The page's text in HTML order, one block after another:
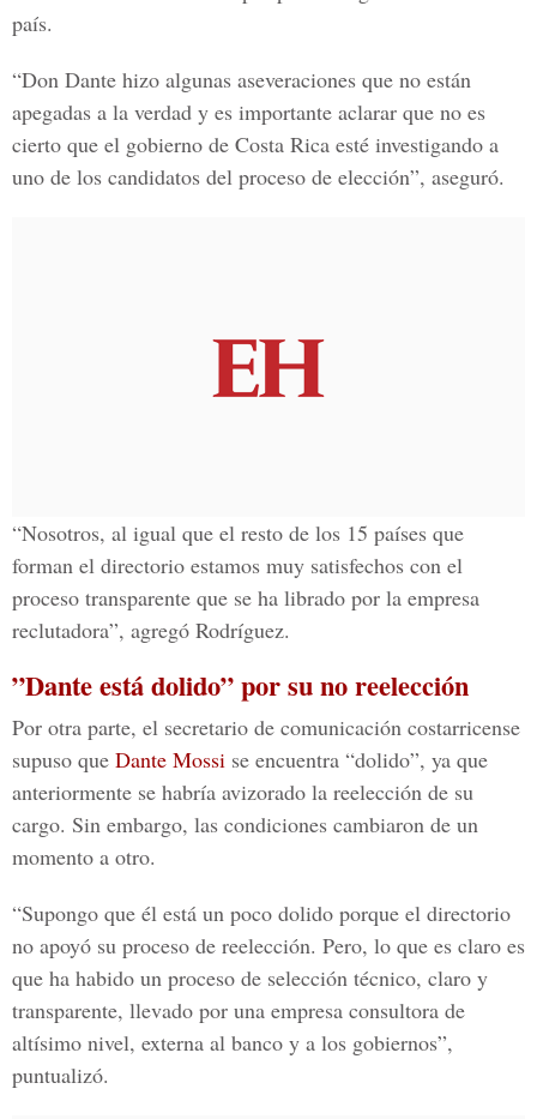
país.
“Don Dante hizo algunas aseveraciones que no están
apegadas a la verdad y es importante aclarar que no es
cierto que el gobierno de Costa Rica esté investigando a
uno de los candidatos del proceso de elección”, aseguró.
“Nosotros, al igual que el resto de los 15 países que
forman el directorio estamos muy satisfechos con el
proceso transparente que se ha librado por la empresa
reclutadora”, agregó Rodríguez.
”Dante está dolido” por su no reelección
Por otra parte, el secretario de comunicación costarricense
supuso que Dante Mossi se encuentra “dolido”, ya que
anteriormente se habría avizorado la reelección de su
cargo. Sin embargo, las condiciones cambiaron de un
momento a otro.
“Supongo que él está un poco dolido porque el directorio
no apoyó su proceso de reelección. Pero, lo que es claro es
que ha habido un proceso de selección técnico, claro y
transparente, llevado por una empresa consultora de
altísimo nivel, externa al banco y a los gobiernos”,
puntualizó.